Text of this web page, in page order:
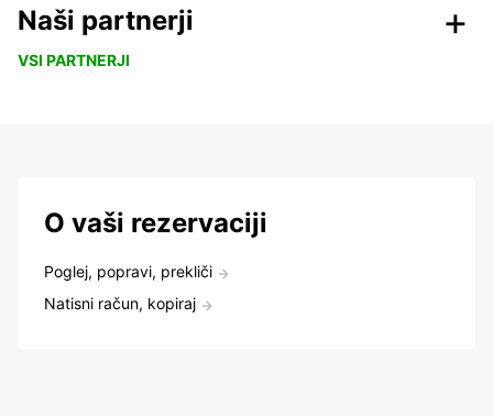
Naši partnerji
VSI PARTNERJI
O vaši rezervaciji
Poglej, popravi, prekliči
Natisni račun, kopiraj